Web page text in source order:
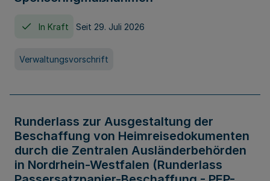
In Kraft Seit 29. Juli 2026
Verwaltungsvorschrift
Runderlass zur Ausgestaltung der
Beschaffung von Heimreisedokumenten
durch die Zentralen Ausländerbehörden
in Nordrhein-Westfalen (Runderlass